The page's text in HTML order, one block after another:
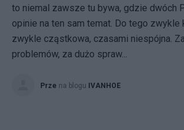
to niemal zawsze tu bywa, gdzie dwóch
opinie na ten sam temat. Do tego zwykle
zwykle cząstkowa, czasami niespójna.
problemów, za dużo spraw...
Prze na blogu IVANHOE